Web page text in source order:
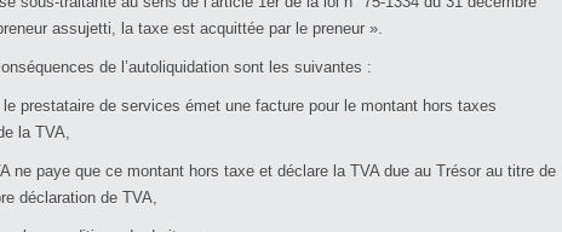
assujetti, la taxe est acquittée par le preneur ».
de l’autoliquidation sont les suivantes :
prestataire de services émet une facture pour le montant hors taxes
la TVA,
ne paye que ce montant hors taxe et déclare la TVA due au Trésor au titre de
déclaration de TVA,